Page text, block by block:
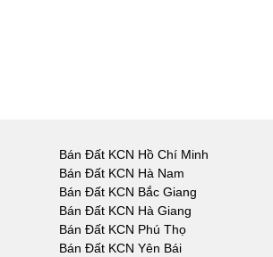
Bán Đất KCN Hồ Chí Minh
Bán Đất KCN Hà Nam
Bán Đất KCN Bắc Giang
Bán Đất KCN Hà Giang
Bán Đất KCN Phú Thọ
Bán Đất KCN Yên Bái